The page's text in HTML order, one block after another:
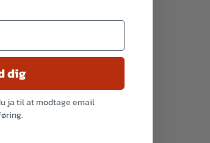
dig
ja til at modtage email